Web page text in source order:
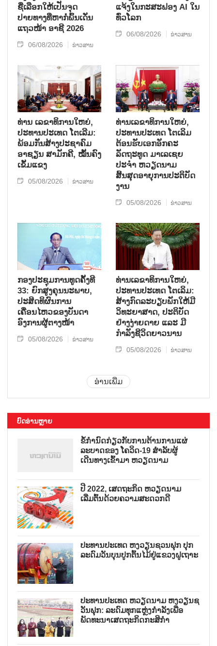
ຊື່ເລືອກໃຫ້ເປັນຈຸດ
ປາຍທາງທີ່ຫາກໍ່ພົ້ນເດັ່ນ
ແຖວໜ້າ ອາຊີ 2026
06/08/2026 ຂ່າວສານ
ແຈ້ງໃນກະສະຟອງ AI ໃນ
ທົ່ວໂລກ
06/08/2026 ຂ່າວສານ
ທ່ານ ເລຂາທິການໃຫຍ່,
ປະທານປະເທດ ໂຕເລີມ:
ພ້ອມກັນສ້າງປະຊາຄົມ
ອາຊຽນ ສາມັກຄີ, ໝັ້ນຄົງ
ເຂັ້ມແຂງ
05/08/2026 ຂ່າວສານ
ທ່ານເລຂາທິການໃຫຍ່,
ປະທານປະເທດ ໂຕເລິມ
ຕ້ອນຮັບເອກອັກຄະ
ລັດຖະທູດ ມາເລເຊຍ
ປະຈຳ ຫວຽດນາມ
ສິ້ນສຸດອາຍຸການປະຕິບັດ
ງານ
05/08/2026 ຂ່າວສານ
ກອງປະຊຸມການທູດຄັ້ງທີ
33: ຍົກສູງຄຸນນະພາບ,
ປະສິດທິຜົນການ
ເຄື່ອນໄຫວຂອງບັນດາ
ອົງການຜູ້ຕາງໜ້າ
05/08/2026 ຂ່າວສານ
ທ່ານເລຂາທິການໃຫຍ່,
ປະທານປະເທດ ໂຕເລິມ:
ສ້າງກົດລະບຽບພັກໃຫ້ມີ
ວິທະຍາສາດ, ປະຕິບັດ
ຢ່າງງ່າຍດາຍ ແລະ ມີ
ກຳລັງຊີວິດຍາວນານ
05/08/2026 ຂ່າວສານ
ອ່ານເພີ່ມ
ບົດອ່ານຫຼາຍ
ຂໍ້ກຳນົດກ່ຽວກັບການຕ້ານການແຜ່
ລະບາດຂອງ ໂຄວິດ-19 ສຳລັບຜູ້
ເດີນທາງເຂົ້າມາ ຫວຽດນາມ
ປີ 2022, ເສດຖະກິດ ຫວຽດນາມ
ເລີ່ມຕົ້ນດ້ວຍຄວາມສະດວກດີ
ປະທານປະເທດ ຫງວຽນຊວນຟຸກ ປຸກ
ລະດົມວັນບຸນປູກຕົ້ນໄມ້ຢູ່ແຂວງຝູເຖາະ
ປະທານປະເທດ ຫວຽດນາມ ຫງວຽນຊ
ວັນຟຸກ: ລະດົມທຸກແຫຼ່ງກຳລັງເພື່ອ
ພັດທະນາເສດຖະກິດກະສິກຳ